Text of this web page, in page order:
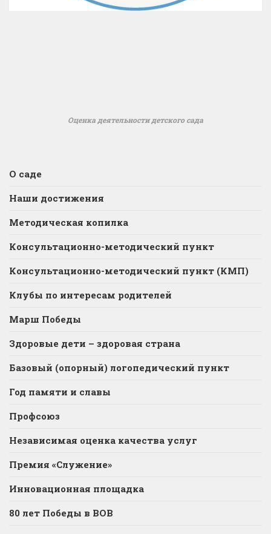
Оценка деятельности детского сада
О саде
Наши достижения
Методическая копилка
Консультационно-методический пункт
Консультационно-методический пункт (КМП)
Клубы по интересам родителей
Марш Победы
Здоровые дети – здоровая страна
Базовый (опорный) логопедический пункт
Год памяти и славы
Профсоюз
Независимая оценка качества услуг
Премия «Служение»
Инновационная площадка
80 лет Победы в ВОВ